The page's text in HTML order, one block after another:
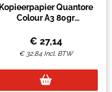
Kopieerpapier Quantore
Colour A3 80gr
€ 27,14
€ 32,84 Incl. BTW